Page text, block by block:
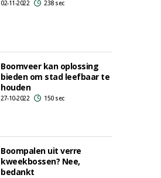
02-11-2022 238 sec
Boomveer kan oplossing
bieden om stad leefbaar te
houden
27-10-2022 150 sec
Boompalen uit verre
kweekbossen? Nee,
bedankt